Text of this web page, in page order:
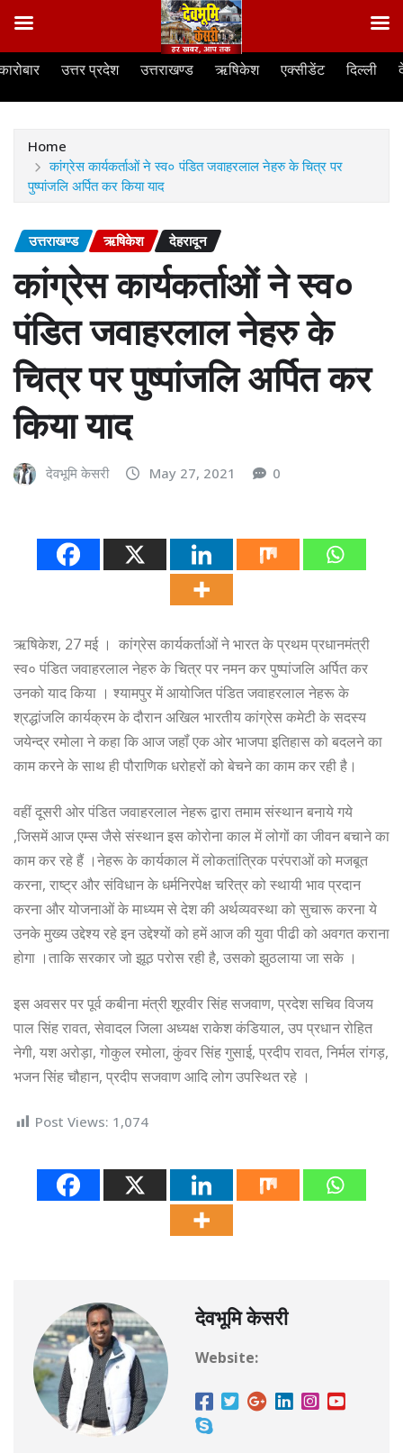
Skip
उत्तर प्रदेश उत्तराखण्ड ऋषिकेश एक्सीडेंट दिल्ली
Home
कांग्रेस कार्यकर्ताओं ने स्व० पंडित जवाहरलाल नेहरु के चित्र पर
पुष्पांजलि अर्पित कर किया याद
उत्तराखण्ड ऋषिकेश देहरादून
कांग्रेस कार्यकर्ताओं ने स्व०
पंडित जवाहरलाल नेहरु के
चित्र पर पुष्पांजलि अर्पित कर
किया याद
देवभूमि केसरी May 27, 2021 0
ऋषिकेश, 27 मई । कांग्रेस कार्यकर्ताओं ने भारत के प्रथम प्रधानमंत्री
स्व० पंडित जवाहरलाल नेहरु के चित्र पर नमन कर पुष्पांजलि अर्पित कर
उनको याद किया । श्यामपुर में आयोजित पंडित जवाहरलाल नेहरू के
श्रद्धांजलि कार्यक्रम के दौरान अखिल भारतीय कांग्रेस कमेटी के सदस्य
जयेन्द्र रमोला ने कहा कि आज जहॉं एक ओर भाजपा इतिहास को बदलने का
काम करने के साथ ही पौराणिक धरोहरों को बेचने का काम कर रही है।
वहीं दूसरी ओर पंडित जवाहरलाल नेहरू द्वारा तमाम संस्थान बनाये गये
,जिसमें आज एम्स जैसे संस्थान इस कोरोना काल में लोगों का जीवन बचाने का
काम कर रहे हैं ।नेहरू के कार्यकाल में लोकतांत्रिक परंपराओं को मजबूत
करना, राष्ट्र और संविधान के धर्मनिरपेक्ष चरित्र को स्थायी भाव प्रदान
करना और योजनाओं के माध्यम से देश की अर्थव्यवस्था को सुचारू करना ये
उनके मुख्य उद्देश्य रहे इन उद्देश्यों को हमें आज की युवा पीढी को अवगत कराना
होगा ।ताकि सरकार जो झूठ परोस रही है, उसको झुठलाया जा सके ।
इस अवसर पर पूर्व कबीना मंत्री शूरवीर सिंह सजवाण, प्रदेश सचिव विजय
पाल सिंह रावत, सेवादल जिला अध्यक्ष राकेश कंडियाल, उप प्रधान रोहित
नेगी, यश अरोड़ा, गोकुल रमोला, कुंवर सिंह गुसाई, प्रदीप रावत, निर्मल रांगड़,
भजन सिंह चौहान, प्रदीप सजवाण आदि लोग उपस्थित रहे ।
Post Views: 1,074
देवभूमि केसरी
Website: